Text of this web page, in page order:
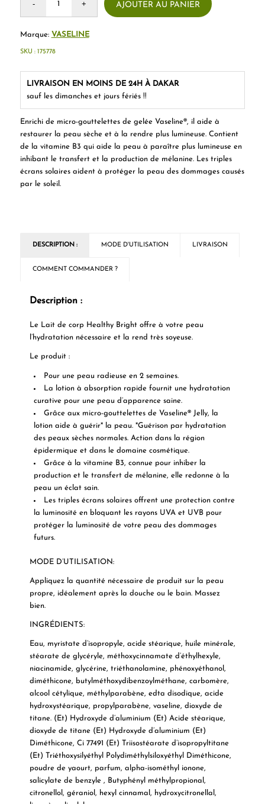
Enrichi de micro-gouttelettes de gelée Vaseline®, il aide à
restaurer la peau sèche et à la rendre plus lumineuse. Contient
de la vitamine B3 qui aide la peau à paraître plus lumineuse en
inhibant le transfert et la production de mélanine. Les triples
écrans solaires aident à protéger la peau des dommages causés
par le soleil.
AJOUTER AU PANIER
Marque: VASELINE
LIVRAISON EN MOINS DE 24H À DAKAR
sauf les dimanches et jours fériés !!
SKU : 175778
DESCRIPTION : MODE D'UTILISATION LIVRAISON
COMMENT COMMANDER ?
Description :
Le Lait de corp Healthy Bright offre à votre peau
l’hydratation nécessaire et la rend très soyeuse.
Le produit :
Pour une peau radieuse en 2 semaines.
La lotion à absorption rapide fournit une hydratation
curative pour une peau d’apparence saine.
Grâce aux micro-gouttelettes de Vaseline® Jelly, la
lotion aide à guérir* la peau. *Guérison par hydratation
des peaux sèches normales. Action dans la région
épidermique et dans le domaine cosmétique.
Grâce à la vitamine B3, connue pour inhiber la
production et le transfert de mélanine, elle redonne à la
peau un éclat sain.
Les triples écrans solaires offrent une protection contre
la luminosité en bloquant les rayons UVA et UVB pour
protéger la luminosité de votre peau des dommages
futurs.
MODE D’UTILISATION:
Appliquez la quantité nécessaire de produit sur la peau
propre, idéalement après la douche ou le bain. Massez
bien.
INGRÉDIENTS:
Eau, myristate d’isopropyle, acide stéarique, huile minérale,
stéarate de glycéryle, méthoxycinnamate d’éthylhexyle,
niacinamide, glycérine, triéthanolamine, phénoxyéthanol,
diméthicone, butylméthoxydibenzoylméthane, carbomère,
alcool cétylique, méthylparabène, edta disodique, acide
hydroxystéarique, propylparabène, vaseline, dioxyde de
titane. (Et) Hydroxyde d’aluminium (Et) Acide stéarique,
dioxyde de titane (Et) Hydroxyde d’aluminium (Et)
Diméthicone, Ci 77491 (Et) Triisostéarate d’isopropyltitane
(Et) Triéthoxysilyéthyl Polydiméthylsiloxyéthyl Diméthicone,
poudre de yaourt, parfum, alpha-isométhyl ionone,
salicylate de benzyle , Butyphényl méthylpropional,
citronellol, géraniol, hexyl cinnamal, hydroxycitronellal,